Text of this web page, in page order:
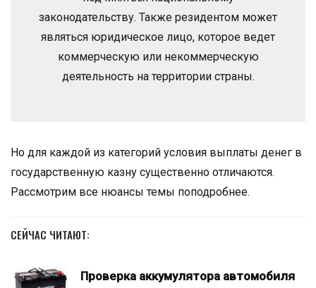
законодательству. Также резидентом может
являться юридическое лицо, которое ведет
коммерческую или некоммерческую
деятельность на территории страны.
Но для каждой из категорий условия выплаты денег в
государственную казну существенно отличаются.
Рассмотрим все нюансы темы поподробнее.
СЕЙЧАС ЧИТАЮТ:
Проверка аккумулятора автомобиля